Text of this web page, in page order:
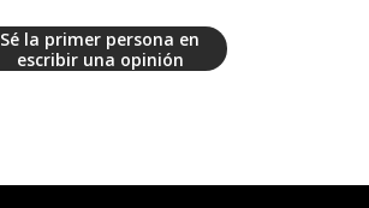
Sé la primer persona en
escribir una opinión